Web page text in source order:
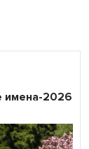
имена-2026